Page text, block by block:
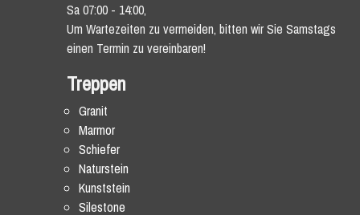
Sa 07:00 - 14:00,
Um Wartezeiten zu vermeiden, bitten wir Sie Samstags
einen Termin zu vereinbaren!
Treppen
Granit
Marmor
Schiefer
Naturstein
Kunststein
Silestone